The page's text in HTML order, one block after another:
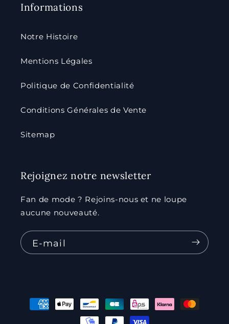
Informations
Notre Histoire
Mentions Légales
Politique de Confidentialité
Conditions Générales de Vente
Sitemap
Rejoignez notre newsletter
Fan de mode ? Rejoins-nous et ne loupe
aucune nouveauté.
E-mail
Moyens
de